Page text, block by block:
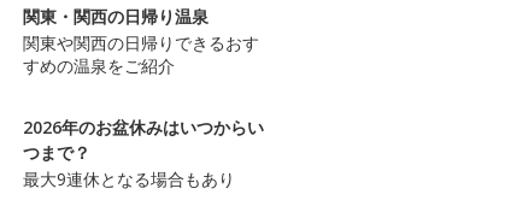
関東・関西の日帰り温泉
関東や関西の日帰りできるおす
すめの温泉をご紹介
2026年のお盆休みはいつからい
つまで？
最大9連休となる場合もあり